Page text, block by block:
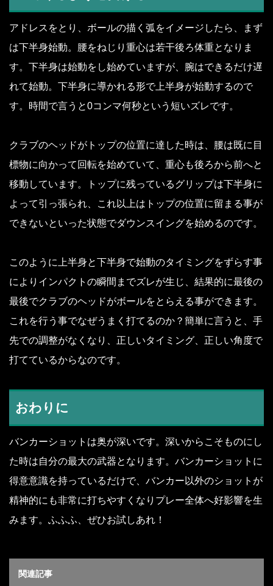
アドレスをとり、ボールの描く弧をイメージしたら、まず
は下半身始動。腰をねじり重心は若干後ろ体重となりま
す。下半身は始動をし始めていますが、腕はできるだけ遅
れて始動。下半身に導かれる形で上半身が始動するので
す。時間で言うと0コンマ何秒という短いズレです。
クラブのヘッドがトップの位置に達した時は、腰は既に目
標物に向かって回転を始めていて、重心も後ろから前へと
移動しています。トップに残っているグリップは下半身に
よって引っ張られ、これ以上はトップの位置に留まる事が
できないといった状態でダウンスイングを始めるのです。
このように上半身と下半身で始動のタイミングをずらす事
によりインパクトの瞬間までズレが生じ、結果的に最後の
最後でクラブのヘッドがボールをとらえる事ができます。
これを行う事でなぜうまく打てるのか？簡単に言うと、手
先での調整がなくなり、正しいタイミング、正しい角度で
打てているからなのです。
おわりに
バンカーショットは奥が深いです。深いからこそものにし
た時は自分の最大の武器となります。バンカーショットに
得意意識を持っているだけで、バンカー以外のショットが
精神的にも非常に打ちやすくなりプレー全体へ好影響を生
みます。ふふふ、ぜひお試しあれ！
関連記事